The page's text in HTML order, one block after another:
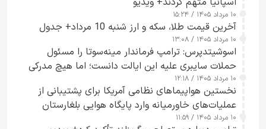
۱۰ مرداد ۱۴۰۵ / ۱۵:۲۴
آخرین قیمت طلا، سکه و ارز شنبه 10 مرداد+ جدول
۱۰ مرداد ۱۴۰۵ / ۱۳:۰۸
اسوشیتدپرس: ترامپ فرماندار مینه‌سوتا را مسئول
حملات سایبری علیه این ایالت دانست؛ اما هیچ مدرکی
ارائه نکرد
۱۰ مرداد ۱۴۰۵ / ۱۲:۱۸
نخستین هواپیماهای نظامی آمریکا برای پشتیبانی از
عملیات‌های خاورمیانه وارد پایگاه هوایی بلغارستان
شدند
۱۰ مرداد ۱۴۰۵ / ۱۱:۵۹